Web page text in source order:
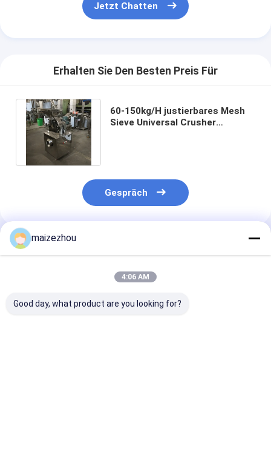
Jetzt Chatten
Erhalten Sie Den Besten Preis Für
60-150kg/H justierbares Mesh
Sieve Universal Crusher
Gespräch
Empfohlene Produkte
maizezhou
4:06 AM
Good day, what product are you looking for?